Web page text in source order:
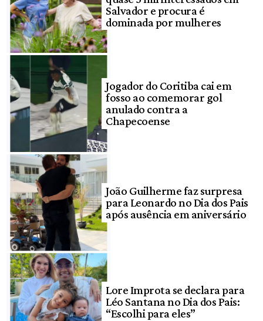
Salvador e procura é
dominada por mulheres
Jogador do Coritiba cai em
fosso ao comemorar gol
anulado contra a
Chapecoense
João Guilherme faz surpresa
para Leonardo no Dia dos Pais
após ausência em aniversário
Lore Improta se declara para
Léo Santana no Dia dos Pais:
“Escolhi para eles”